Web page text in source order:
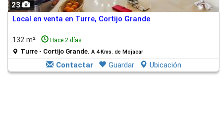
23
Local en venta en Turre, Cortijo Grande
132 m² Hace 2 días
Turre - Cortijo Grande. A 4 Kms. de Mojacar
Contactar Guardar Ubicación